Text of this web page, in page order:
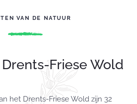
VAN DE NATUUR
Friese Wold
het Drents-Friese Wold zijn 32